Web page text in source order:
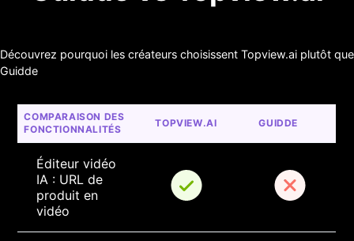
Découvrez pourquoi les créateurs choisissent Topview.ai plutôt que
Guidde
COMPARAISON DES
FONCTIONNALITÉS
TOPVIEW.AI GUIDDE
Éditeur vidéo
IA : URL de
produit en
vidéo